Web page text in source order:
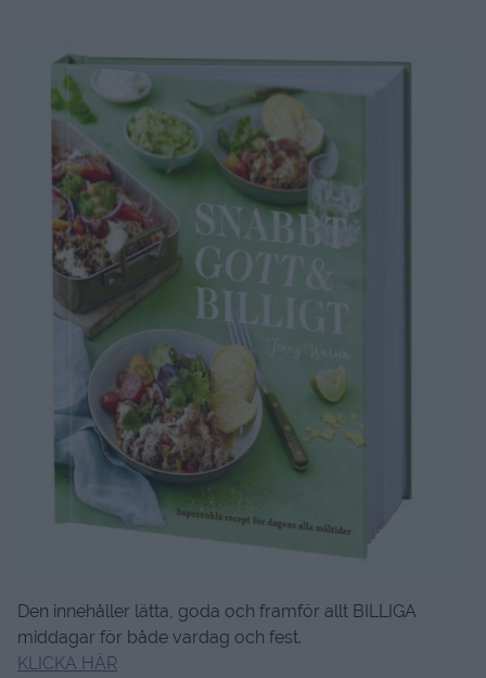
Den innehåller lätta, goda och framför allt BILLIGA
middagar för både vardag och fest.
KLICKA HÄR